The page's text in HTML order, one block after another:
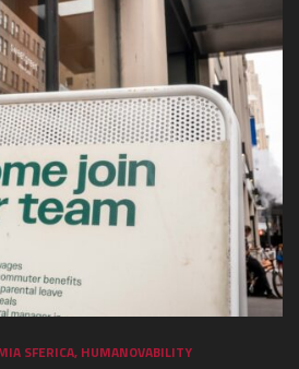
SFERICA, HUMANOVABILITY